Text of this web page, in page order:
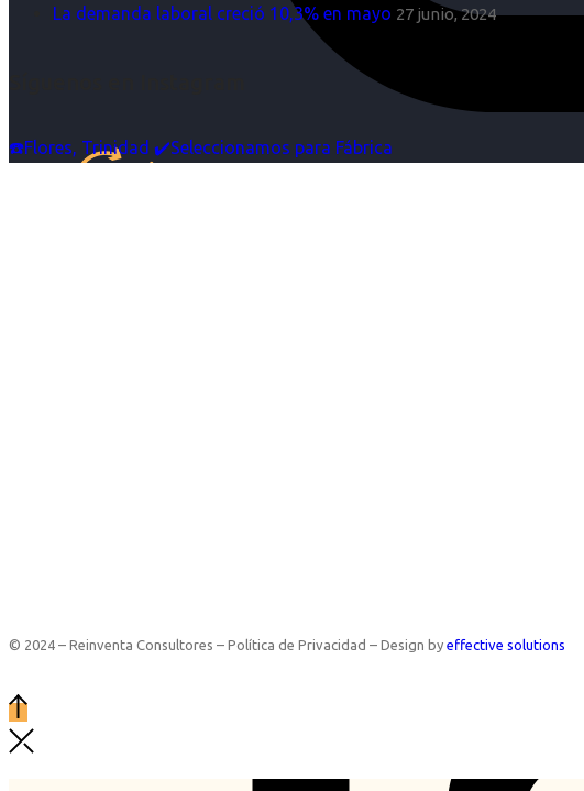
La demanda laboral creció 10,3% en mayo 27 junio, 2024
☎️Flores, Trinidad ✔️Seleccionamos para Fábrica
© 2024 – Reinventa Consultores – Política de Privacidad – Design by effective solutions